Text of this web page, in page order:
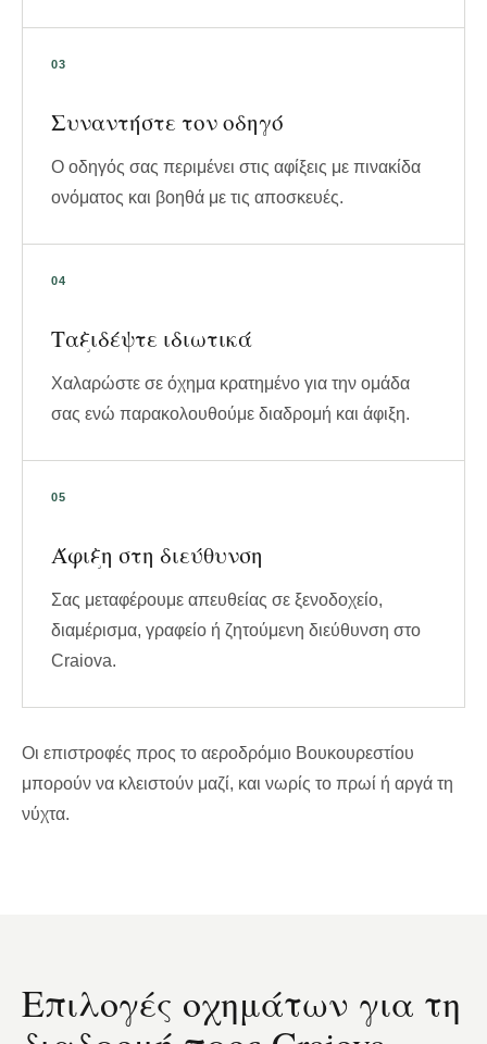
Συναντήστε τον οδηγό
Ο οδηγός σας περιμένει στις αφίξεις με πινακίδα
ονόματος και βοηθά με τις αποσκευές.
Ταξιδέψτε ιδιωτικά
Χαλαρώστε σε όχημα κρατημένο για την ομάδα
σας ενώ παρακολουθούμε διαδρομή και άφιξη.
Άφιξη στη διεύθυνση
Σας μεταφέρουμε απευθείας σε ξενοδοχείο,
διαμέρισμα, γραφείο ή ζητούμενη διεύθυνση στο
Craiova.
Οι επιστροφές προς το αεροδρόμιο Βουκουρεστίου
μπορούν να κλειστούν μαζί, και νωρίς το πρωί ή αργά τη
νύχτα.
Επιλογές οχημάτων για τη